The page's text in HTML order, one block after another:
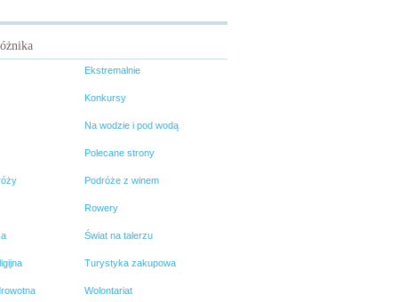
Ekstremalnie
Konkursy
Na wodzie i pod wodą
Polecane strony
Podróże z winem
Rowery
Świat na talerzu
Turystyka zakupowa
Wolontariat